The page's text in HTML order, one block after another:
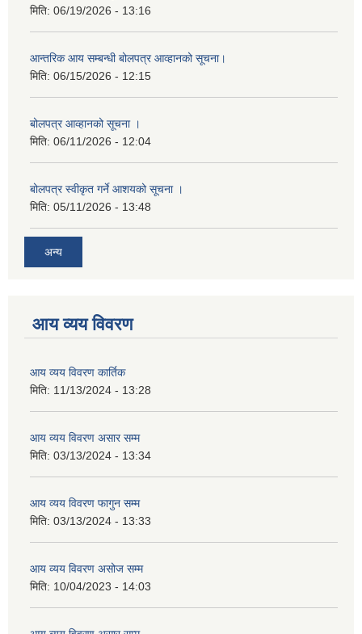
मिति: 06/19/2026 - 13:16
आन्तरिक आय सम्बन्धी बोलपत्र आव्हानको सूचना।
मिति: 06/15/2026 - 12:15
बोलपत्र आव्हानको सूचना ।
मिति: 06/11/2026 - 12:04
बोलपत्र स्वीकृत गर्ने आशयको सूचना ।
मिति: 05/11/2026 - 13:48
अन्य
आय व्यय विवरण
आय व्यय विवरण कार्तिक
मिति: 11/13/2024 - 13:28
आय व्यय विवरण असार सम्म
मिति: 03/13/2024 - 13:34
आय व्यय विवरण फागुन सम्म
मिति: 03/13/2024 - 13:33
आय व्यय विवरण असोज सम्म
मिति: 10/04/2023 - 14:03